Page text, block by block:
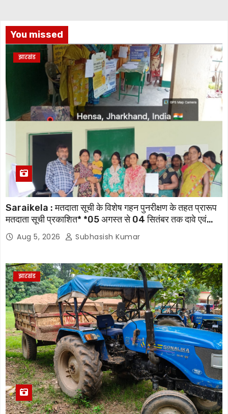
You missed
झारखंड
Saraikela : मतदाता सूची के विशेष गहन पुनरीक्षण के तहत प्रारूप
मतदाता सूची प्रकाशित* *05 अगस्त से 04 सितंबर तक दावे एवं
आपत्तियां होंगी स्वीकार, 07 अक्टूबर को जारी होगी अंतिम मतदाता सूची
Aug 5, 2026 Subhasish Kumar
झारखंड